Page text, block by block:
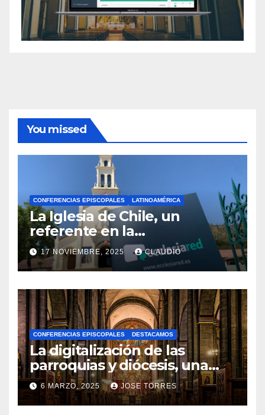
You missed
CONFERENCIAS EPISCOPALES LATINOAMÉRICA
La Iglesia de Chile, un
referente en la
transformación digital
gracias a Ecclesiared
17 NOVIEMBRE, 2025 CLAUDIO
N
O
H
A
Y
C
O
M
CONFERENCIAS EPISCOPALES DESTACAMOS
La digitalización de las
parroquias y diócesis, una
realidad ya para el futuro de
la Iglesia
6 MARZO, 2025 JOSE TORRES
N